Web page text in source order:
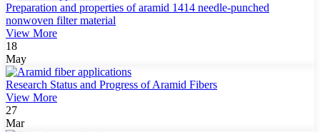
Preparation and properties of aramid 1414 needle-punched
nonwoven filter material
View More
18
May
Research Status and Progress of Aramid Fibers
View More
27
Mar